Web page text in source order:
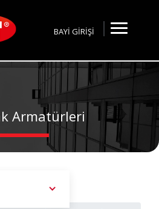
BAYİ GİRİŞİ
Armatürleri